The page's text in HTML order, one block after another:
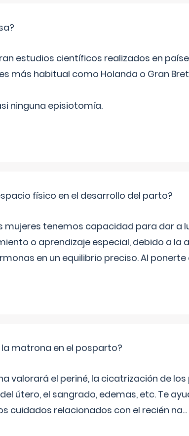
estudios científicos realizados en
más habitual como Holanda o Gran
ninguna episiotomía.
físico en el desarrollo del parto?
tenemos capacidad para dar a
o aprendizaje especial, debido a la
en un equilibrio preciso. Al
matrona en el posparto?
valorará el periné, la cicatrización de los
útero, el sangrado, edemas, etc. Te
cuidados relacionados con el recién na...